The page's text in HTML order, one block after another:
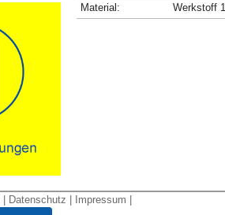
Material:
Werkstoff
Datenschutz Impressum